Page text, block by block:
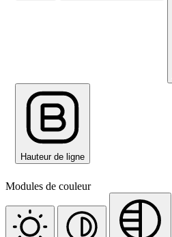
Hauteur de ligne
Modules de couleur